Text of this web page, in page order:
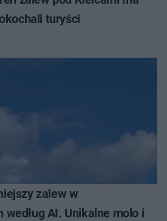
turyści
zalew w
AI. Unikalne molo i